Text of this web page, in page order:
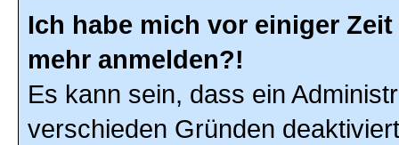
Ich habe mich vor einiger
mehr anmelden?!
Es kann sein, dass ein
verschieden Gründen